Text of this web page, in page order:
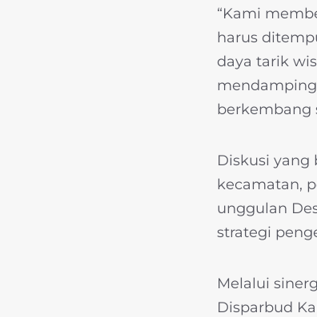
“Kami
harus
daya tarik
berkembang
Diskusi
kecamatan,
unggulan
strategi
Melalui
Disparbud